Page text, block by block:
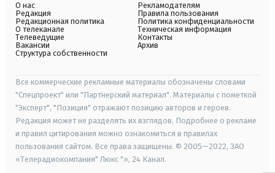
О нас
Редакция
Редакционная политика
О телеканале
Телеведущие
Вакансии
Структура собственности
Рекламодателям
Правила пользования
Политика конфиденциальности
Техническая информация
Контакты
Архив
Все коммерческие рекламные материалы обозначены словами
"Спецпроект" или "Партнерский материал". Материалы с пометкой
"Эксперт", "Позиция" отражают позицию авторов и героев.
Редакция может не разделять их взглядов. Подробнее о рекламе
и правил цитирования можно ознакомиться в правилах
пользования сайтом. Все права защищены. © 2005—2022, ЗАО
«Телерадиокомпания" Люкс "», 24 Канал.